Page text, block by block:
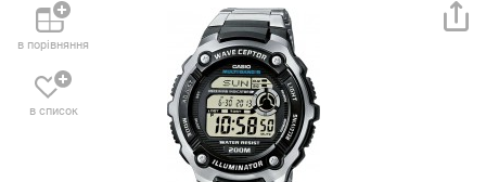
в порівняння
в список